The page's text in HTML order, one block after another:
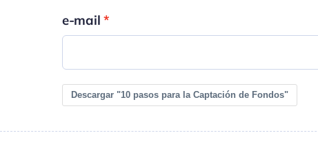
e-mail
Descargar "10 pasos para la Captación de Fondos"